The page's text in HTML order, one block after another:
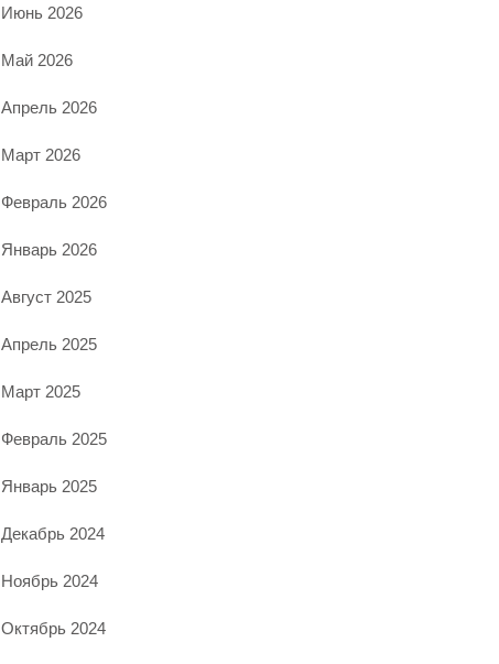
Июнь 2026
Май 2026
Апрель 2026
Март 2026
Февраль 2026
Январь 2026
Август 2025
Апрель 2025
Март 2025
Февраль 2025
Январь 2025
Декабрь 2024
Ноябрь 2024
Октябрь 2024